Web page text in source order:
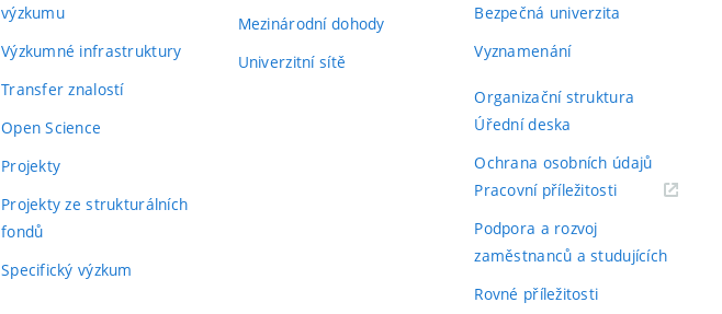
výzkumu
Výzkumné infrastruktury
Transfer znalostí
Open Science
Projekty
Projekty ze strukturálních
fondů
Specifický výzkum
Mezinárodní dohody
Univerzitní sítě
Bezpečná univerzita
Vyznamenání
Organizační struktura
Úřední deska
Ochrana osobních údajů
Pracovní příležitosti(externí
Podpora a rozvoj
zaměstnanců a studujících
Rovné příležitosti